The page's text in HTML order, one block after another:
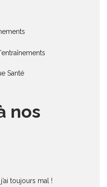
Santé
nos
toujours mal !